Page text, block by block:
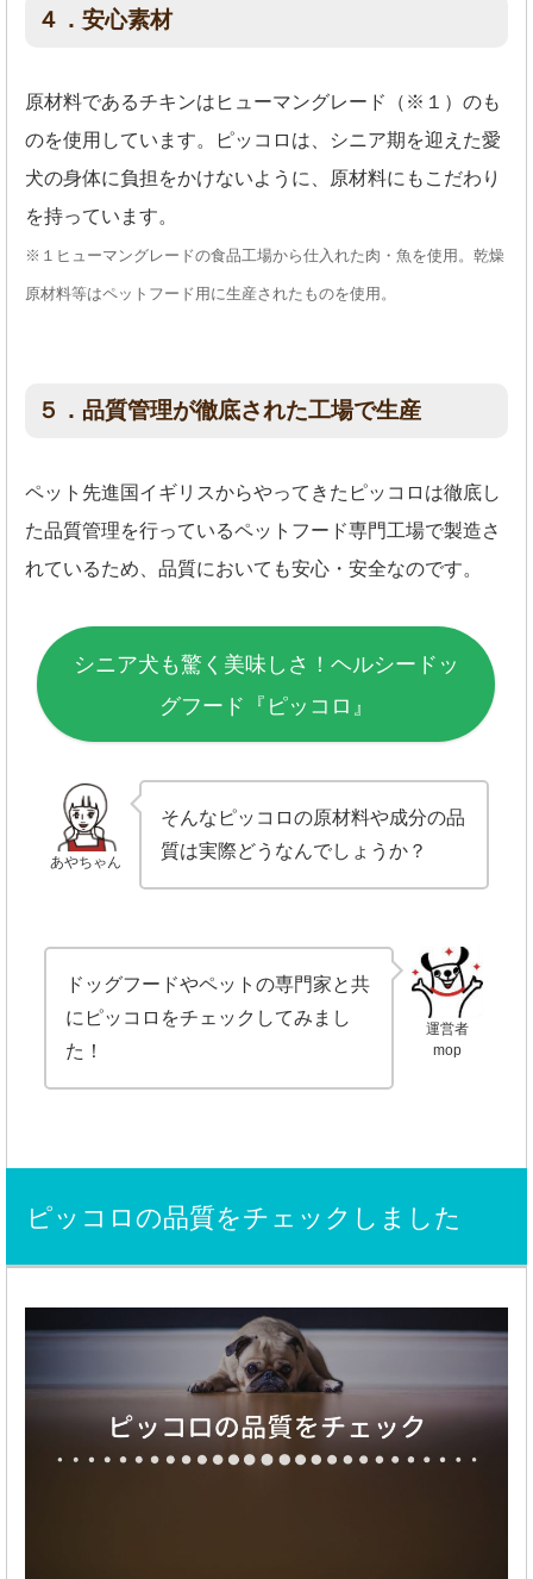
４．安心素材
原材料であるチキンはヒューマングレード（※１）のも
のを使用しています。ピッコロは、シニア期を迎えた愛
犬の身体に負担をかけないように、原材料にもこだわり
を持っています。
※１ヒューマングレードの食品工場から仕入れた肉・魚を使用。乾燥
原材料等はペットフード用に生産されたものを使用。
５．品質管理が徹底された工場で生産
ペット先進国イギリスからやってきたピッコロは徹底し
た品質管理を行っているペットフード専門工場で製造さ
れているため、品質においても安心・安全なのです。
シニア犬も驚く美味しさ！ヘルシードッ
グフード『ピッコロ』
あやちゃん
そんなピッコロの原材料や成分の品
質は実際どうなんでしょうか？
運営者
mop
ドッグフードやペットの専門家と共
にピッコロをチェックしてみまし
た！
ピッコロの品質をチェックしました